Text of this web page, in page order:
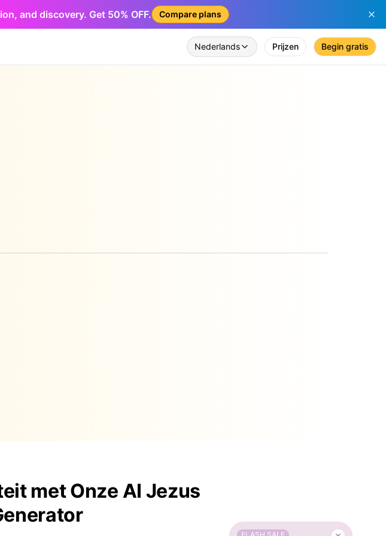
and discovery. Get 50% OFF. Compare plans
Nederlands Prijzen Begin gratis
met Onze AI Jezus